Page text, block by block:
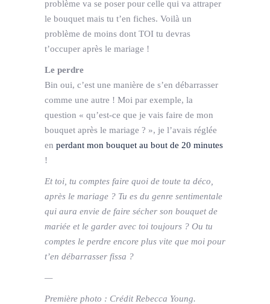
problème va se poser pour celle qui va attraper
le bouquet mais tu t’en fiches. Voilà un
problème de moins dont TOI tu devras
t’occuper après le mariage !
Le perdre
Bin oui, c’est une manière de s’en débarrasser
comme une autre ! Moi par exemple, la
question « qu’est-ce que je vais faire de mon
bouquet après le mariage ? », je l’avais réglée
en perdant mon bouquet au bout de 20 minutes
!
Et toi, tu comptes faire quoi de toute ta déco,
après le mariage ? Tu es du genre sentimentale
qui aura envie de faire sécher son bouquet de
mariée et le garder avec toi toujours ? Ou tu
comptes le perdre encore plus vite que moi pour
t’en débarrasser fissa ?
—
Première photo : Crédit Rebecca Young.